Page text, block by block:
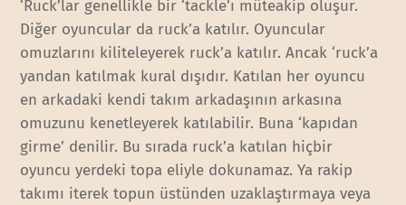
‘Ruck’lar genellikle bir ‘tackle’ı müteakip oluşur.
Diğer oyuncular da ruck’a katılır. Oyuncular
omuzlarını kiliteleyerek ruck’a katılır. Ancak ‘ruck’a
yandan katılmak kural dışıdır. Katılan her oyuncu
en arkadaki kendi takım arkadaşının arkasına
omuzunu kenetleyerek katılabilir. Buna ‘kapıdan
girme’ denilir. Bu sırada ruck’a katılan hiçbir
oyuncu yerdeki topa eliyle dokunamaz. Ya rakip
takımı iterek topun üstünden uzaklaştırmaya veya